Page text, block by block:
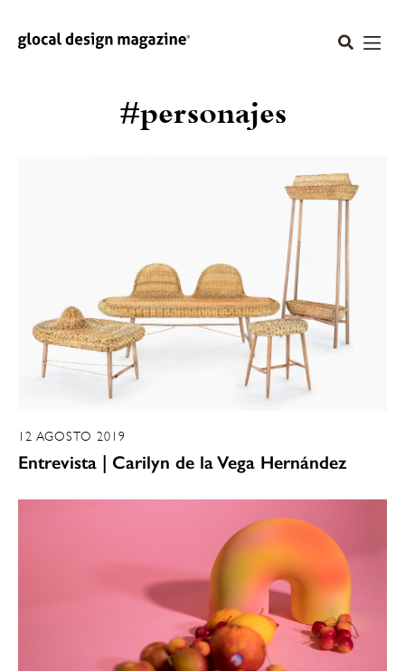
#personajes
12 AGOSTO 2019
Entrevista | Carilyn de la Vega Hernández